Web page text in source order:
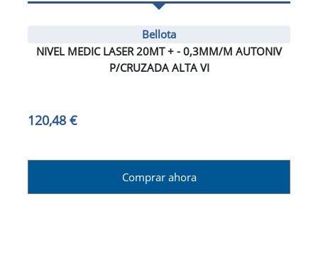
Bellota
NIVEL MEDIC LASER 20MT + - 0,3MM/M AUTONIV
P/CRUZADA ALTA VI
120,48 €
Comprar ahora